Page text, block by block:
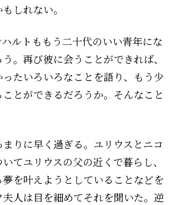
しれない。
ルトももう二十代のいい青年にな
。再び彼に会うことができれば、
たいろいろなことを語り、もう少
とができるだろうか。そんなこと
りに早く過ぎる。ユリウスとニコ
て――ユリウスの父の近くで暮らし、
を叶えようとしていることなどを
人は目を細めてそれを聞いた。逆